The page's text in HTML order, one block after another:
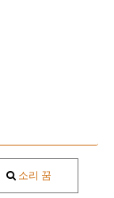
소리 꿈